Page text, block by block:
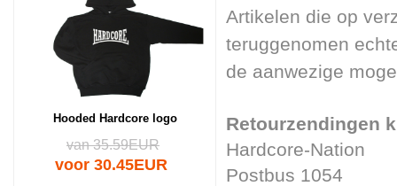
Artikelen die op
teruggenomen
de aanwezige
Retourzendingen
Hardcore-Nation
Postbus 1054
Hooded Hardcore logo
van 35.59EUR
voor 30.45EUR